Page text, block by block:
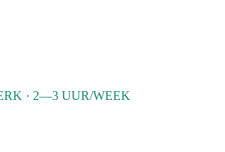
· 2—3 UUR/WEEK